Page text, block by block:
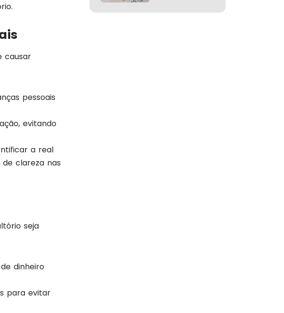
causar
pessoais
evitando
a real
clareza nas
seja
dinheiro
para evitar